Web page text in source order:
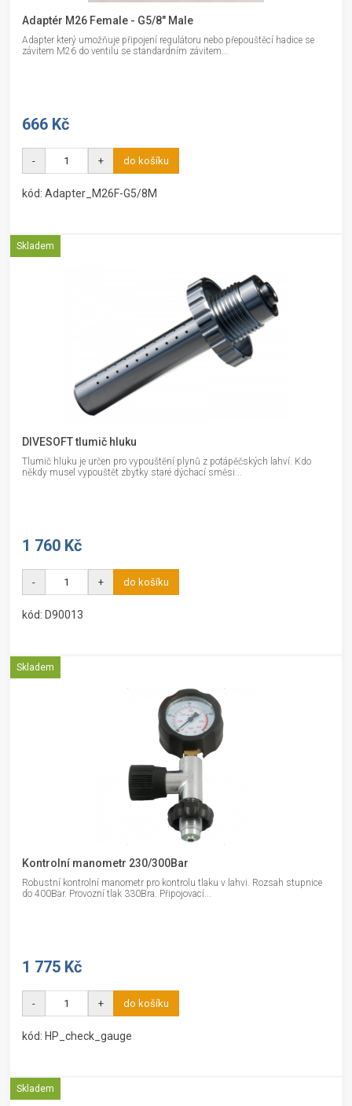
Adaptér M26 Female - G5/8" Male
Adapter který umožňuje připojení regulátoru nebo přepouštěcí hadice se
závitem M26 do ventilu se standardním závitem...
666 Kč
- + do košíku
kód: Adapter_M26F-G5/8M
Skladem
DIVESOFT tlumič hluku
Tlumič hluku je určen pro vypouštění plynů z potápěčských lahví. Kdo
někdy musel vypouštět zbytky staré dýchací směsi...
1 760 Kč
- + do košíku
kód: D90013
Skladem
Kontrolní manometr 230/300Bar
Robustní kontrolní manometr pro kontrolu tlaku v lahvi. Rozsah stupnice
do 400Bar. Provozní tlak 330Bra. Připojovací...
1 775 Kč
- + do košíku
kód: HP_check_gauge
Skladem